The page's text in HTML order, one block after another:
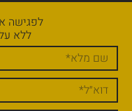
לפגישה
ללא